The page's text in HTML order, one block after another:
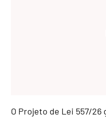
O Projeto de Lei 557/